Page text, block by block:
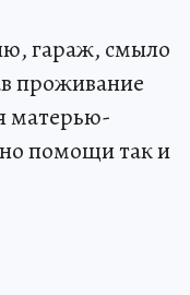
гараж, смыло
проживание
матерью-
помощи так и